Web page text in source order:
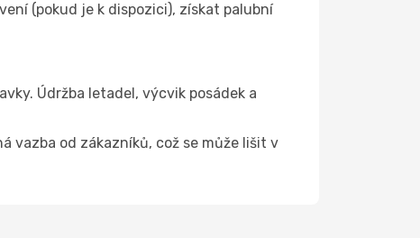
(pokud je k dispozici), získat palubní
Údržba letadel, výcvik posádek a
vazba od zákazníků, což se může lišit v